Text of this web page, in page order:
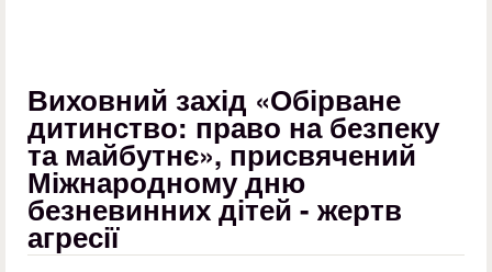
Виховний захід «Обірване
дитинство: право на безпеку
та майбутнє», присвячений
Міжнародному дню
безневинних дітей - жертв
агресії